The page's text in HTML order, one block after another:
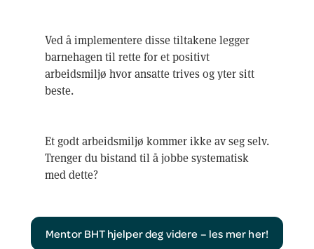
Ved å implementere disse tiltakene legger
barnehagen til rette for et positivt
arbeidsmiljø hvor ansatte trives og yter sitt
beste.
Et godt arbeidsmiljø kommer ikke av seg selv.
Trenger du bistand til å jobbe systematisk
med dette?
Mentor BHT hjelper deg videre – les mer her!